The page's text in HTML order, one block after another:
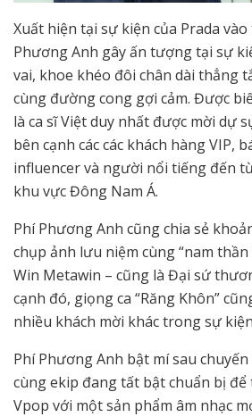
Xuất hiện tại sự kiện của Prada
Phương Anh gây ấn tượng tại sự
vai, khoe khéo đôi chân dài thẳng
cùng đường cong gợi cảm. Được
là ca sĩ Việt duy nhất được mời dự
bên cạnh các các khách hàng VIP,
influencer và người nổi tiếng đến
khu vực Đông Nam Á.
Phí Phương Anh cũng chia sẻ
chụp ảnh lưu niệm cùng “nam thần
Win Metawin – cũng là Đại sứ
cạnh đó, giọng ca “Răng Khôn”
nhiều khách mời khác trong sự
Phí Phương Anh bật mí sau
cùng ekip đang tất bật chuẩn bị để
Vpop với một sản phẩm âm nhạc